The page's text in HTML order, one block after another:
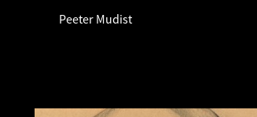
Peeter Mudist